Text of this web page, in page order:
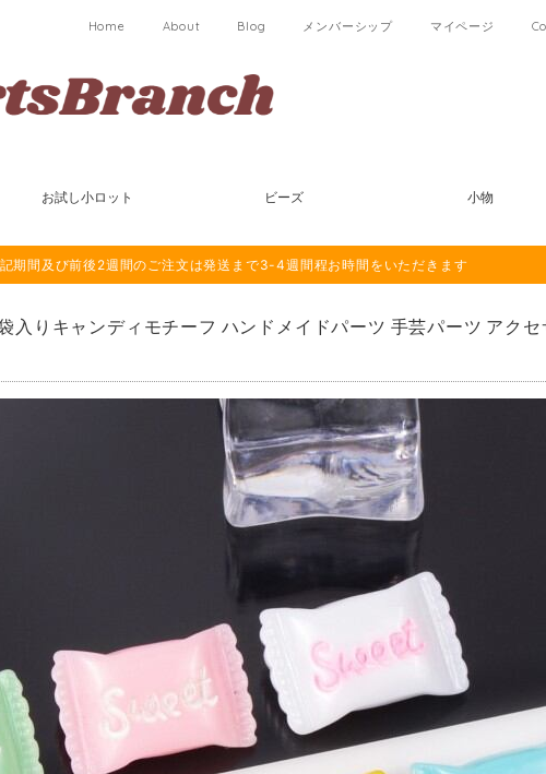
Home About Blog メンバーシップ マイページ
お試し小ロット ビーズ 小物
期間及び前後2週間のご注文は発送まで3-4週間程お時間をいただきます
入りキャンディモチーフ ハンドメイドパーツ 手芸パーツ アクセ